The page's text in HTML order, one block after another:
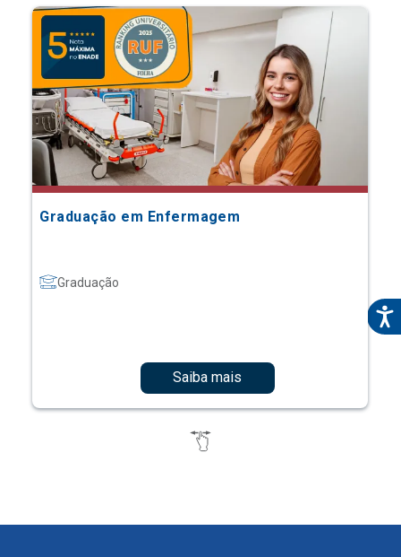
Graduação em Enfermagem
Graduação
Saiba mais